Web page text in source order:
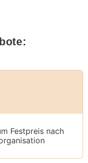
Festpreis nach